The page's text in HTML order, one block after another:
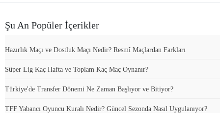
Şu An Popüler İçerikler
Hazırlık Maçı ve Dostluk Maçı Nedir? Resmî Maçlardan Farkları
Süper Lig Kaç Hafta ve Toplam Kaç Maç Oynanır?
Türkiye'de Transfer Dönemi Ne Zaman Başlıyor ve Bitiyor?
TFF Yabancı Oyuncu Kuralı Nedir? Güncel Sezonda Nasıl Uygulanıyor?